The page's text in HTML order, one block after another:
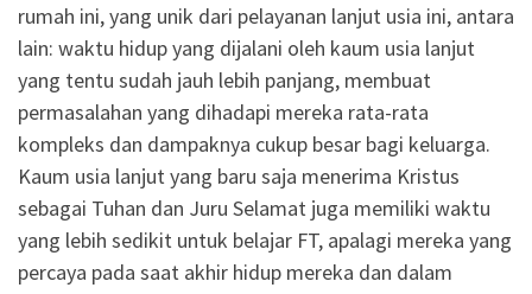
rumah ini, yang unik dari pelayanan lanjut usia ini, antara
lain: waktu hidup yang dijalani oleh kaum usia lanjut
yang tentu sudah jauh lebih panjang, membuat
permasalahan yang dihadapi mereka rata-rata
kompleks dan dampaknya cukup besar bagi keluarga.
Kaum usia lanjut yang baru saja menerima Kristus
sebagai Tuhan dan Juru Selamat juga memiliki waktu
yang lebih sedikit untuk belajar FT, apalagi mereka yang
percaya pada saat akhir hidup mereka dan dalam